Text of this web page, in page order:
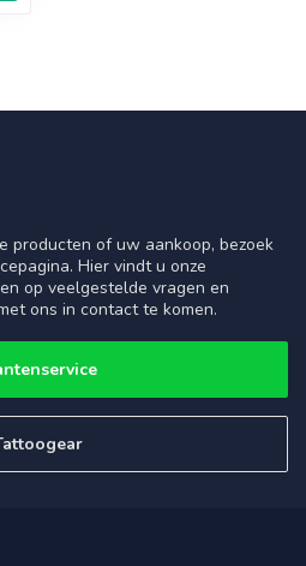
producten of uw aankoop, bezoek
Hier vindt u onze
op veelgestelde vragen en
ons in contact te komen.